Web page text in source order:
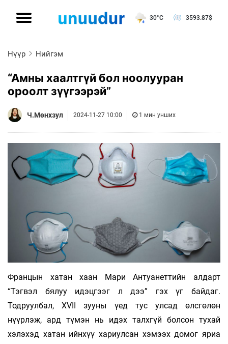
30°C 3593.87$
Нүүр Нийгэм
“Амны хаалтгүй бол ноолууран
ороолт зүүгээрэй”
Ч.Мөнхзул 2024-11-27 10:00 1 мин унших
Францын хатан хаан Мари Антуанеттийн алдарт
“Тэгвэл бялуу идэцгээг л дээ” гэх үг байдаг.
Тодруулбал, XVII зууны үед тус улсад өлсгөлөн
нүүрлэж, ард түмэн нь идэх талхгүй болсон тухай
хэлэхэд хатан ийнхүү хариулсан хэмээх домог яриа